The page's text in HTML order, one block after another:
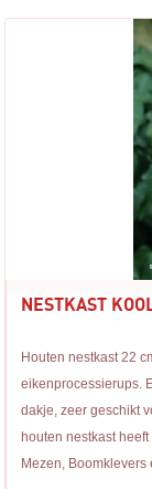
NESTKAST
Houten nestkast 22
eikenprocessierups.
dakje, zeer geschikt
houten nestkast
Mezen,